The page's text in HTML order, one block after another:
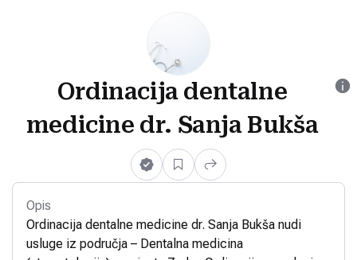
Ordinacija dentalne
medicine dr. Sanja Bukša
Opis
Ordinacija dentalne medicine dr. Sanja Bukša nudi
usluge iz područja – Dentalna medicina